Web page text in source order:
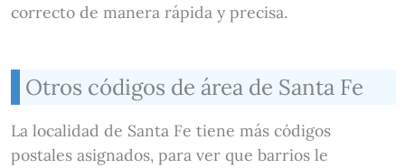
correcto de manera rápida y precisa.
Otros códigos de área de Santa Fe
La localidad de Santa Fe tiene más códigos
postales asignados, para ver que barrios le